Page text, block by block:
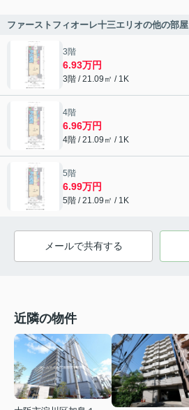
ファーストフィオーレ十三エリオの他の部屋
3階
6.93万円
3階 / 21.09㎡ / 1K
4階
6.96万円
4階 / 21.09㎡ / 1K
5階
6.99万円
5階 / 21.09㎡ / 1K
メールで共有する
近隣の物件